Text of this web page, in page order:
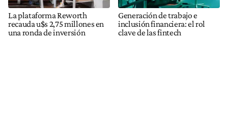
La plataforma Reworth
recauda u$s 2,75 millones en
una ronda de inversión
Generación de trabajo e
inclusión financiera: el rol
clave de las fintech